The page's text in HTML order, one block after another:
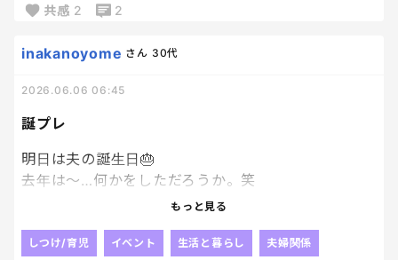
仕事中も辞めたい。
気付くと求人を見ているのです、、、。
まだ辞めると決めたわけじゃないし、次の仕事が決
まっているわけでもない。
でも、自分の中で何かが限界に近づいているのは分
かる。
共感 2 2
誕プレ
inakanoyome さん 30代
2026.06.06 06:45
明日は夫の誕生日🎂
去年は～…何かをしただろうか。笑
今年は、子供たちと一緒に用意。
もっと見る
しつけ/育児 イベント 生活と暮らし 夫婦関係